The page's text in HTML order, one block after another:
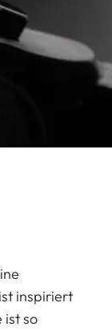
inspiriert
ist so